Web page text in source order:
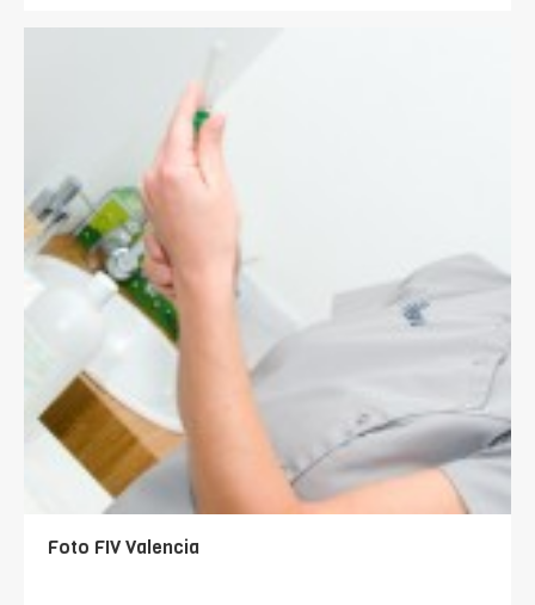
Foto FIV Valencia